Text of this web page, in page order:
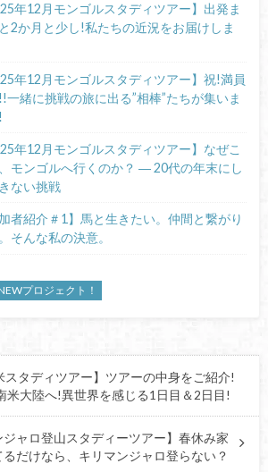
年12月モンゴルスタディツアー】出発ま
2か月と少し!私たちの近況をお届けしま
年12月モンゴルスタディツアー】祝!満員
一緒に挑戦の旅に出る”相棒”たちが集いま
年12月モンゴルスタディツアー】なぜこ
モンゴルへ行くのか？ ― 20代の年末にし
ない挑戦
加者紹介＃1】馬と生きたい。仲間と繋がり
そんな私の決意。
プロジェクト！
スタディツアー】ツアーの中身をご紹介!
米大陸へ!異世界を感じる1日目＆2日目!
ジャロ登山スタディーツアー】春休み家
だけなら、キリマンジャロ登らない？